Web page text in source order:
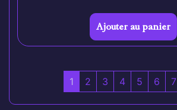
Ajouter au panier
1 2 3 4 5 6 7